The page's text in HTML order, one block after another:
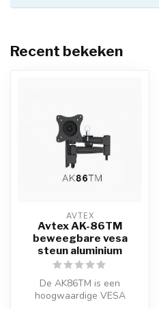
Recent bekeken
AVTEX
Avtex AK-86TM
beweegbare vesa
steun aluminium
De AK86TM is een
hoogwaardige VESA